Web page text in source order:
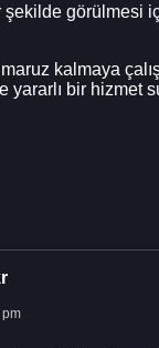
şekilde görülmesi
kalmaya
yararlı bir hizmet
pm